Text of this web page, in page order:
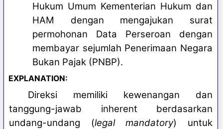
Hukum Umum Kementerian Hukum dan
HAM dengan mengajukan surat
permohonan Data Perseroan dengan
membayar sejumlah Penerimaan Negara
Bukan Pajak (PNBP).
EXPLANATION:
Direksi memiliki kewenangan dan
tanggung-jawab inherent berdasarkan
undang-undang (legal mandatory) untuk